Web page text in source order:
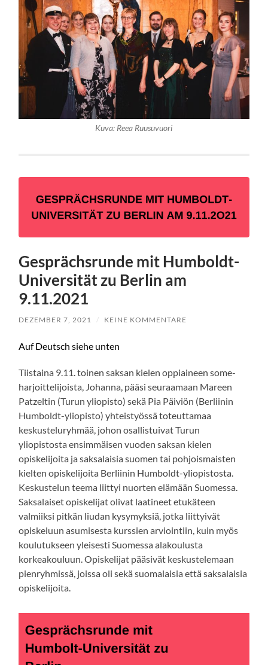
Kuva: Reea Ruusuvuori
Gesprächsrunde mit Humboldt-
Universität zu Berlin am
9.11.2021
DEZEMBER 7, 2021 / KEINE KOMMENTARE
Auf Deutsch siehe unten
Tiistaina 9.11. toinen saksan kielen oppiaineen some-
harjoittelijoista, Johanna, pääsi seuraamaan Mareen
Patzeltin (Turun yliopisto) sekä Pia Päiviön (Berliinin
Humboldt-yliopisto) yhteistyössä toteuttamaa
keskusteluryhmää, johon osallistuivat Turun
yliopistosta ensimmäisen vuoden saksan kielen
opiskelijoita ja saksalaisia suomen tai pohjoismaisten
kielten opiskelijoita Berliinin Humboldt-yliopistosta.
Keskustelun teema liittyi nuorten elämään Suomessa.
Saksalaiset opiskelijat olivat laatineet etukäteen
valmiiksi pitkän liudan kysymyksiä, jotka liittyivät
opiskeluun asumisesta kurssien arviointiin, kuin myös
koulutukseen yleisesti Suomessa alakoulusta
korkeakouluun. Opiskelijat pääsivät keskustelemaan
pienryhmissä, joissa oli sekä suomalaisia että saksalaisia
opiskelijoita.